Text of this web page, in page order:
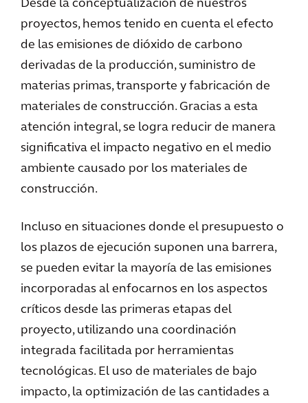
Desde la conceptualización de nuestros
proyectos, hemos tenido en cuenta el efecto
de las emisiones de dióxido de carbono
derivadas de la producción, suministro de
materias primas, transporte y fabricación de
materiales de construcción. Gracias a esta
atención integral, se logra reducir de manera
significativa el impacto negativo en el medio
ambiente causado por los materiales de
construcción.
Incluso en situaciones donde el presupuesto o
los plazos de ejecución suponen una barrera,
se pueden evitar la mayoría de las emisiones
incorporadas al enfocarnos en los aspectos
críticos desde las primeras etapas del
proyecto, utilizando una coordinación
integrada facilitada por herramientas
tecnológicas. El uso de materiales de bajo
impacto, la optimización de las cantidades a